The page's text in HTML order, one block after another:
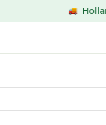
Hollanda & Belçika